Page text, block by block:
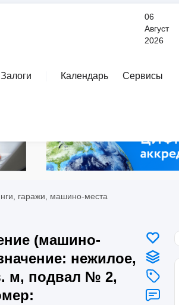
06
Август
2026
Залоги Календарь Сервисы
гаражи, машино-места
(машино-
нежилое,
м, подвал № 2,